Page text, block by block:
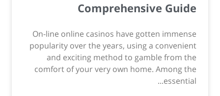
Comprehensive Guide
On-line online casinos have gotten immense
popularity over the years, using a convenient
and exciting method to gamble from the
comfort of your very own home. Among the
essential...